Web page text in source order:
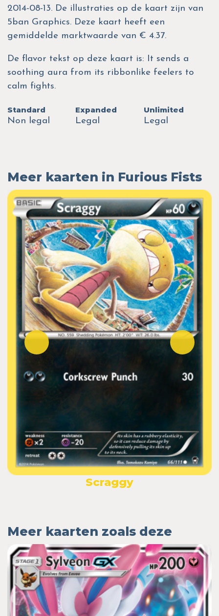
2014-08-13. De illustraties op de kaart zijn van
5ban Graphics. Deze kaart heeft een
gemiddelde marktwaarde van € 4.37.
De flavor tekst op deze kaart is: It sends a
soothing aura from its ribbonlike feelers to
calm fights.
Standard
Non legal
Expanded
Legal
Unlimited
Legal
Meer kaarten in Furious Fists
Scraggy
Meer kaarten zoals deze